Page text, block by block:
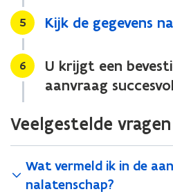
Stap
5 Kijk de gegevens
Stap
6
U krijgt een
aanvraag
Veelgestelde vragen
Wat vermeld ik in de
nalatenschap?